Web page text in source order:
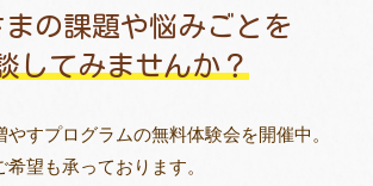
まの課題や悩みごとを
してみませんか？
やすプログラムの無料体験会を開催中。
望も承っております。